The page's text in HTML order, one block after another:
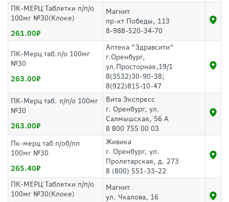
ПК-МЕРЦ Таблетки п/п/о
100мг №30(Клоке)
261.00
Магнит
пр-кт Победы, 113
8-988-520-34-70
ПК-Мерц таб.п/о 100мг
№30
263.00
Аптека "Здравсити"
г.Оренбург,
ул.Просторная,19/1
8(3532)30-90-38;
8(922)815-10-47
ПК-Мерц таб. п/п/о 100мг
№30
263.00
Вита Экспресс
г. Оренбург, ул.
Салмышская, 56 А
8 800 755 00 03
Пк-мерц таб п/об/пл
100мг №30
265.40
Живика
г. Оренбург, ул.
Пролетарская, д. 273
8 (800) 551-33-22
ПК-МЕРЦ Таблетки п/п/о
100мг №30(Клоке)
Магнит
ул. Чкалова, 16